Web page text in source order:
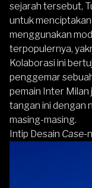
sejarah tersebut,
untuk
menggunakan
terpopulernya,
Kolaborasi ini
penggemar
pemain Inter Milan
tangan ini dengan
masing-masing.
Intip Desain Case-